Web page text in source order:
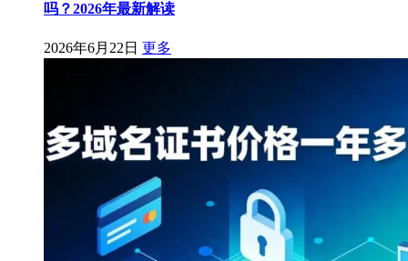
吗？2026年最新解读
2026年6月22日 更多